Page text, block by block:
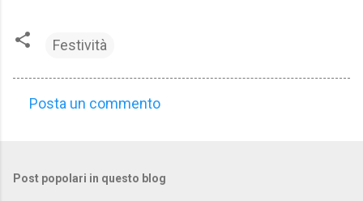
Festività
m
Posta un commento
Post popolari in questo blog